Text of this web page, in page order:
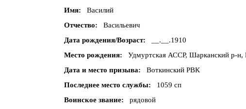
Имя
Василий
Отчество
Васильевич
Дата рождения/Возраст
__.__.1910
Место рождения
Удмуртская АССР, Шарканский р-н,
Дата и место призыва
Воткинский РВК
Последнее место службы
1059 сп
Воинское звание
рядовой